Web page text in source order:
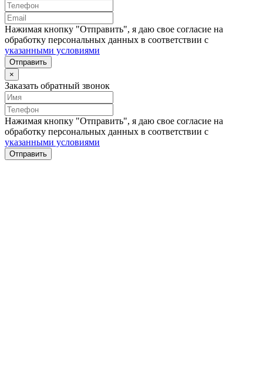
Нажимая кнопку "Отправить", я даю свое согласие на
обработку персональных данных в соответствии с
указанными условиями
Отправить
×
Заказать обратный звонок
Нажимая кнопку "Отправить", я даю свое согласие на
обработку персональных данных в соответствии с
указанными условиями
Отправить